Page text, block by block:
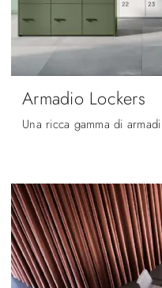
Armadio Lockers